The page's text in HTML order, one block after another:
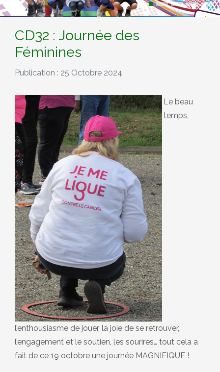
CD32 : Journée des
Féminines
Publication : 25 Octobre 2024
Le beau
temps,
l’enthousiasme de jouer, la joie de se retrouver,
l’engagement et le soutien, les sourires… tout cela a
fait de ce 19 octobre une journée MAGNIFIQUE !